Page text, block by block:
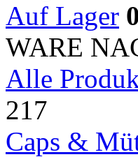
Auf Lager 0
WARE
Alle
217
Caps &